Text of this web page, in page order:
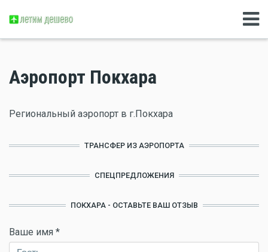
Аэропорт Покхара
Региональный аэропорт в г.Покхара
ТРАНСФЕР ИЗ АЭРОПОРТА
СПЕЦПРЕДЛОЖЕНИЯ
ПОКХАРА - ОСТАВЬТЕ ВАШ ОТЗЫВ
Ваше имя *